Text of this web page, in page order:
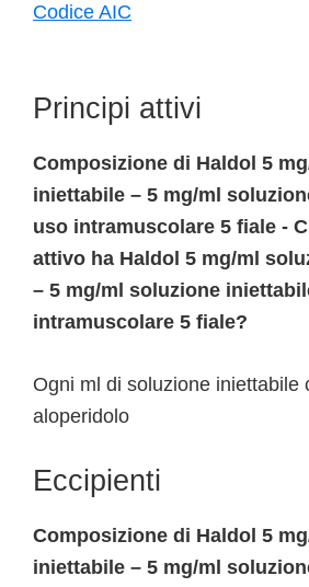
Codice AIC
Principi attivi
Composizione di Haldol 5
iniettabile – 5 mg/ml
uso intramuscolare 5 fiale -
attivo ha Haldol 5 mg/ml
– 5 mg/ml soluzione
intramuscolare 5 fiale?
Ogni ml di soluzione iniettabile
aloperidolo
Eccipienti
Composizione di Haldol 5
iniettabile – 5 mg/ml